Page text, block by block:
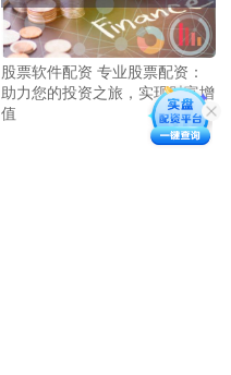
股票软件配资 专业股票配资：
助力您的投资之旅，实现财富增
值